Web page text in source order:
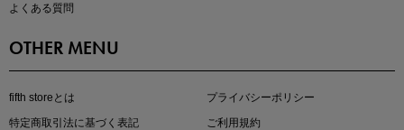
よくある質問
OTHER MENU
fifth storeとは
プライバシーポリシー
特定商取引法に基づく表記
ご利用規約